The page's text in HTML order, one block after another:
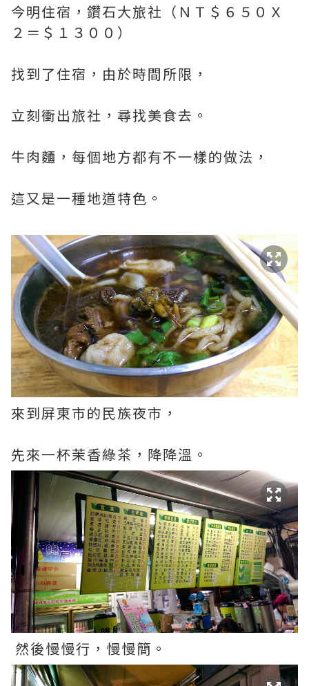
今明住宿，鑽石大旅社（ＮＴ＄６５０Ｘ
２＝＄１３００）
找到了住宿，由於時間所限，
立刻衝出旅社，尋找美食去。
牛肉麵，每個地方都有不一樣的做法，
這又是一種地道特色。
來到屏東市的民族夜市，
先來一杯茉香綠茶，降降溫。
然後慢慢行，慢慢簡。